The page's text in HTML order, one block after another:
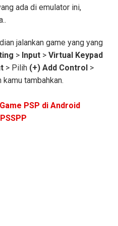
ada di emulator ini,
jalankan game yang yang
> Input > Virtual Keypad
> Pilih (+) Add Control >
kamu tambahkan.
PSP di Android